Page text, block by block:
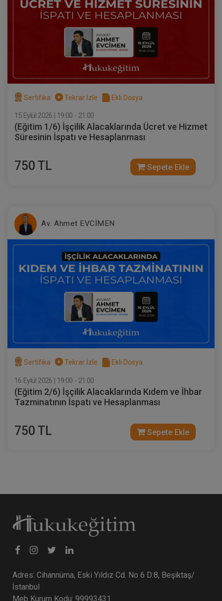
Tekrar İzle
VII. TİCARET HUKUKU KONGRESİ (Erken
Kayıt İndirimli)
480
1000 TL Sepete Ekle
Sertifika Tekrar İzle Ekli Dosya
15 Eylül 2026 | 19:00 - 21:00
(Eğitim 1/6) İşçilik Alacaklarında Ücret ve Hizmet
Süresinin İspatı ve Hesaplanması
750 TL Sepete Ekle
Av. Ahmet EVCİMEN
Sertifika Tekrar İzle Ekli Dosya
16 Eylül 2026 | 19:00 - 21:00
(Eğitim 2/6) İşçilik Alacaklarında Kıdem ve İhbar
Tazminatının İspatı ve Hesaplanması
750 TL Sepete Ekle
Adres: Cihannüma, Eski Yıldız Cd. No 6 D:8, Beşiktaş/
İstanbul
Meb Kurum Kodu: 99993431